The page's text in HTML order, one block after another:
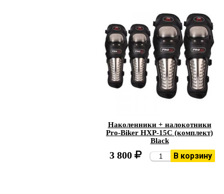
Наколенники + налокотники
Pro-Biker HXP-15C (комплект)
Black
3 800 В корзину